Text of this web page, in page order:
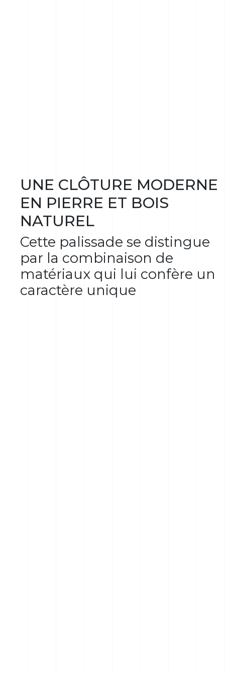
UNE CLÔTURE MODERNE
EN PIERRE ET BOIS
NATUREL
Cette palissade se distingue
par la combinaison de
matériaux qui lui confère un
caractère unique